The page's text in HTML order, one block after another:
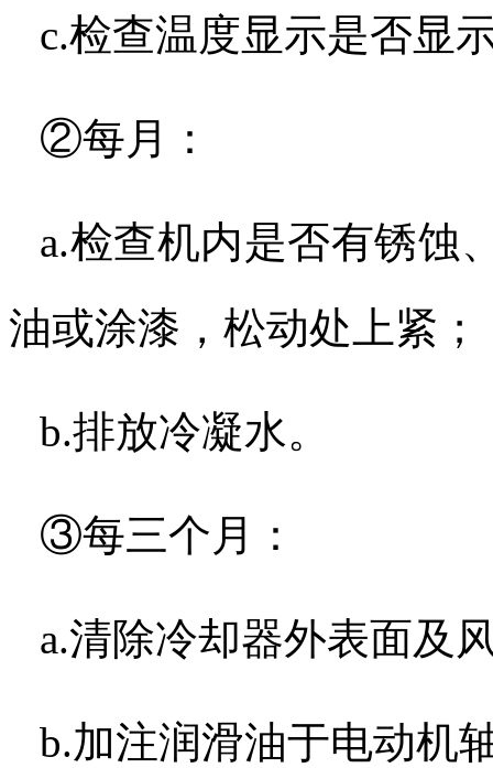
c.检查温度显示是否显
②每月：
a.检查机内是否有锈蚀
油或涂漆，松动处上紧
b.排放冷凝水。
③每三个月：
a.清除冷却器外表面及
b.加注润滑油于电动机